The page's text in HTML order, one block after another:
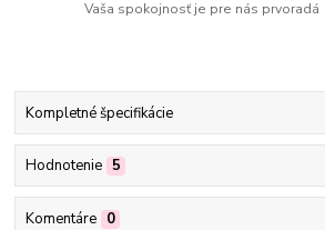
Vaša spokojnosť je pre nás prvoradá
Kompletné špecifikácie
Hodnotenie 5
Komentáre 0